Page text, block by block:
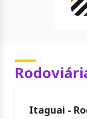
Itaguai -